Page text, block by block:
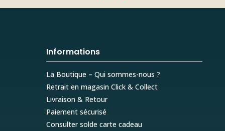
Informations
La Boutique – Qui sommes-nous ?
Retrait en magasin Click & Collect
Livraison & Retour
Paiement sécurisé
Consulter solde carte cadeau